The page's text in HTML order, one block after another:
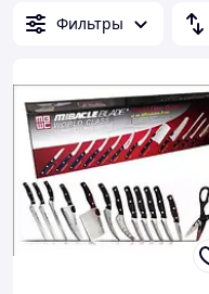
Фильтры